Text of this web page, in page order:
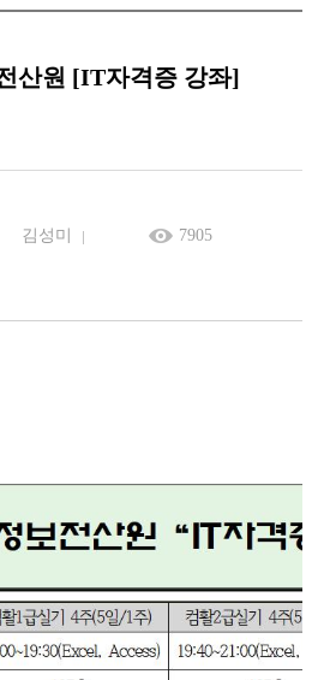
산원 [IT자격증 강좌]
김성미 7905